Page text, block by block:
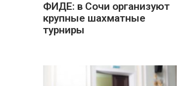
ФИДЕ: в Сочи организуют
крупные шахматные
турниры